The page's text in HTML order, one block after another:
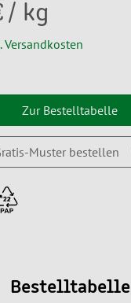
/ kg
Versandkosten
Zur Bestelltabelle
Muster bestellen
Bestelltabelle